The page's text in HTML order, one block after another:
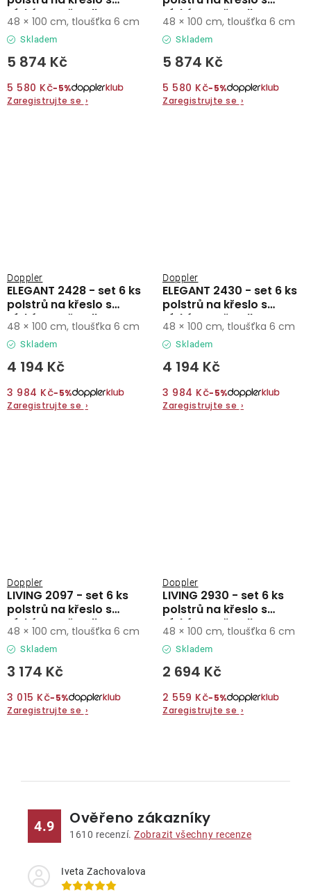
nízkým opěradlem
Skladem
5 874 Kč
5 580 Kč−5%
Zaregistrujte se ›
48 × 100 cm, tloušťka 6 cm
nízkým opěradlem
Skladem
5 874 Kč
5 580 Kč−5%
Zaregistrujte se ›
48 × 100 cm, tloušťka 6 cm
ELEGANT 2428 - set 6 ks
polstrů na křeslo s
nízkým opěradlem
Doppler
Skladem
4 194 Kč
3 984 Kč−5%
Zaregistrujte se ›
48 × 100 cm, tloušťka 6 cm
ELEGANT 2430 - set 6 ks
polstrů na křeslo s
nízkým opěradlem
Doppler
Skladem
4 194 Kč
3 984 Kč−5%
Zaregistrujte se ›
48 × 100 cm, tloušťka 6 cm
LIVING 2097 - set 6 ks
polstrů na křeslo s
nízkým opěradlem
Doppler
Skladem
3 174 Kč
3 015 Kč−5%
Zaregistrujte se ›
48 × 100 cm, tloušťka 6 cm
LIVING 2930 - set 6 ks
polstrů na křeslo s
nízkým opěradlem
Doppler
Skladem
2 694 Kč
2 559 Kč−5%
Zaregistrujte se ›
48 × 100 cm, tloušťka 6 cm
4.9 Ověřeno zákazníky
1610 recenzí. Zobrazit všechny recenze
Iveta Zachovalova